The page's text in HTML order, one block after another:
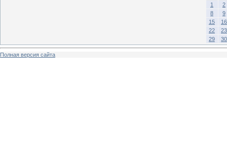
1
2
8
9
15
16
22
23
29
30
Полная версия сайта